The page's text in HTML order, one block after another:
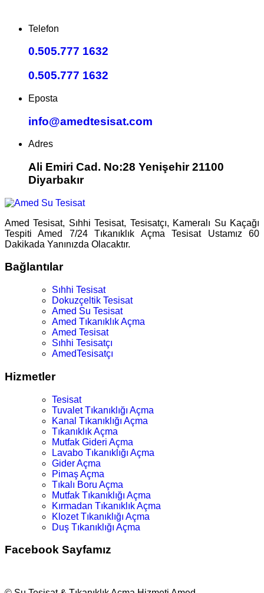
Telefon
0.505.777 1632
0.505.777 1632
Eposta
info@amedtesisat.com
Adres
Ali Emiri Cad. No:28 Yenişehir 21100
Diyarbakır
Amed Tesisat, Sıhhi Tesisat, Tesisatçı, Kameralı Su Kaçağı
Tespiti Amed 7/24 Tıkanıklık Açma Tesisat Ustamız 60
Dakikada Yanınızda Olacaktır.
Bağlantılar
Sıhhi Tesisat
Dokuzçeltik Tesisat
Amed Su Tesisat
Amed Tıkanıklık Açma
Amed Tesisat
Sıhhi Tesisatçı
AmedTesisatçı
Hizmetler
Tesisat
Tuvalet Tıkanıklığı Açma
Kanal Tıkanıklığı Açma
Tıkanıklık Açma
Mutfak Gideri Açma
Lavabo Tıkanıklığı Açma
Gider Açma
Pimaş Açma
Tıkalı Boru Açma
Mutfak Tıkanıklığı Açma
Kırmadan Tıkanıklık Açma
Klozet Tıkanıklığı Açma
Duş Tıkanıklığı Açma
Facebook Sayfamız